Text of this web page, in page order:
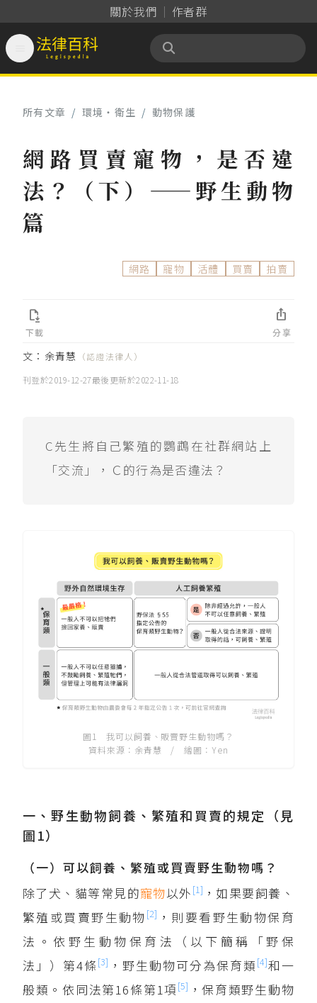
關於我們 作者群
法律百科 Legispedia
所有文章 / 環境‧衛生 / 動物保護
網路買賣寵物，是否違
法？（下）——野生動物
篇
網路 寵物 活體 買賣 拍賣
文： 余青慧
（認證法律人）
刊登於2019-12-27最後更新於2022-11-18
C先生將自己繁殖的鸚鵡在社群網站上
「交流」，Ｃ的行為是否違法？
圖1 我可以飼養、販賣野生動物嗎？
資料來源：余青慧 / 繪圖：Yen
一、野生動物飼養、繁殖和買賣的規定（見
圖1）
（一）可以飼養、繁殖或買賣野生動物嗎？
除了犬、貓等常見的寵物以外 [1] ，如果要飼養、
繁殖或買賣野生動物 [2] ，則要看野生動物保育
法。依野生動物保育法（以下簡稱「野保
法」）第4條 [3] ，野生動物可分為保育類 [4]和一
般類。依同法第16條第1項 [5] ，保育類野生動物
下載

分享
